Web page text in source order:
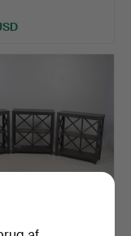
TRE OKA